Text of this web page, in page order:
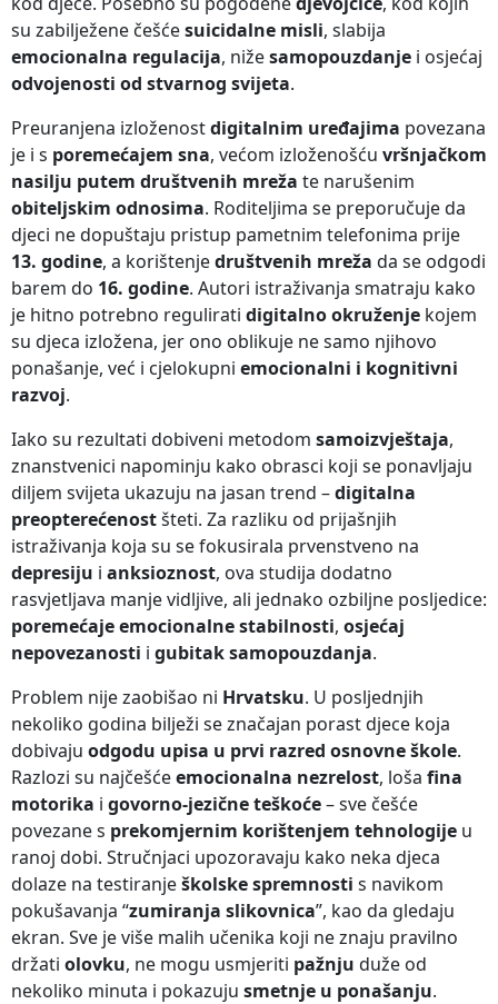
su zabilježene češćesuicidalne misli, slabija
emocionalna regulacija, nižesamopouzdanje i osjećaj
odvojenosti od stvarnog svijeta.
Preuranjena izloženostdigitalnim uređajima povezana
je i s poremećajem sna, većom izloženošću vršnjačkom
nasilju putem društvenih mreža te narušenim
obiteljskim odnosima. Roditeljima se preporučuje da
djeci ne dopuštaju pristup pametnim telefonima prije
13. godine, a korištenjedruštvenih mreža da se odgodi
barem do 16. godine. Autori istraživanja smatraju kako
je hitno potrebno regulirati digitalno okruženje kojem
su djeca izložena, jer ono oblikuje ne samo njihovo
ponašanje, već i cjelokupni emocionalni i kognitivni
razvoj.
Iako su rezultati dobiveni metodom samoizvještaja,
znanstvenici napominju kako obrasci koji se ponavljaju
diljem svijeta ukazuju na jasan trend –digitalna
preopterećenostšteti. Za razliku od prijašnjih
istraživanja koja su se fokusirala prvenstveno na
depresiju i anksioznost, ova studija dodatno
rasvjetljava manje vidljive, ali jednako ozbiljne posljedice:
poremećaje emocionalne stabilnosti, osjećaj
nepovezanosti i gubitak samopouzdanja.
Problem nije zaobišao ni Hrvatsku. U posljednjih
nekoliko godina bilježi se značajan porast djece koja
dobivaju odgodu upisa u prvi razred osnovne škole.
Razlozi su najčešćeemocionalna nezrelost, loša fina
motorika i govorno-jezične teškoće– sve češće
povezane s prekomjernim korištenjem tehnologije u
ranoj dobi. Stručnjaci upozoravaju kako neka djeca
dolaze na testiranješkolske spremnosti s navikom
pokušavanja “zumiranja slikovnica”, kao da gledaju
ekran. Sve je više malih učenika koji ne znaju pravilno
držati olovku, ne mogu usmjeriti pažnju duže od
nekoliko minuta i pokazuju smetnje u ponašanju.